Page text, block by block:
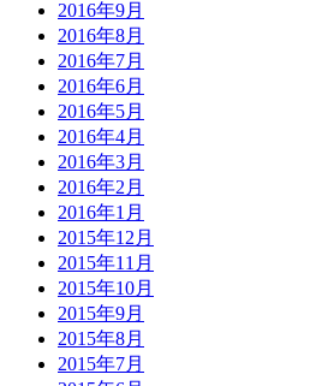
2016年9月
2016年8月
2016年7月
2016年6月
2016年5月
2016年4月
2016年3月
2016年2月
2016年1月
2015年12月
2015年11月
2015年10月
2015年9月
2015年8月
2015年7月